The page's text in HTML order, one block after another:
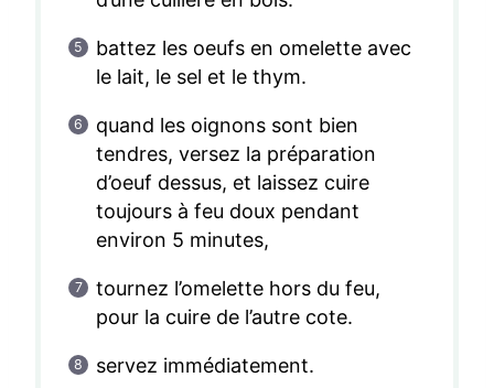
battez les oeufs en omelette avec
le lait, le sel et le thym.
quand les oignons sont bien
tendres, versez la préparation
d’oeuf dessus, et laissez cuire
toujours à feu doux pendant
environ 5 minutes,
tournez l’omelette hors du feu,
pour la cuire de l’autre cote.
servez immédiatement.